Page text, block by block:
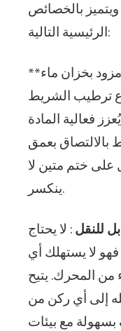
بالخصائص
الرئيسية التالية:
**ترطيب دقيق، التصاق قوي:** مزود بخزان ماء
ترطيب الشريط
فعالية المادة
بالالتصاق بعمق
على ختم متين لا
ينكسر.
للنقل : لا يحتاج
فهو لا يستهلك أي
المحرك. يتيح
إلى أي ركن من
بسهولة مع بيئات